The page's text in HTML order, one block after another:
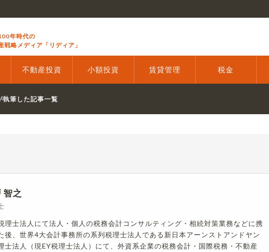
年時代の
戦略メディア「リディア」
不動産投資 小額投資 賃貸管理 税金
執筆した記事一覧
智之
理士法人にて法人・個人の税務会計コンサルティング・相続対策業務などに携
後、世界4大会計事務所の系列税理士法人である新日本アーンストアンドヤン
士法人（現EY税理士法人）にて、外資系企業の税務会計・国際税務・不動産